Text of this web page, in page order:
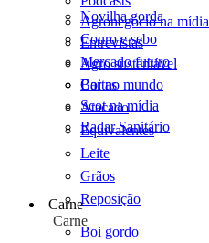
Agronegócio na mídia
Entrevistas
Agro sustentável
Cartas
Scot na mídia
Radar Sanitário
Novilha gorda
Couro e sebo
Mercado futuro
Boi no mundo
Atacado
Equivalentes
Leite
Grãos
Reposição
Carne
Carne
Boi gordo